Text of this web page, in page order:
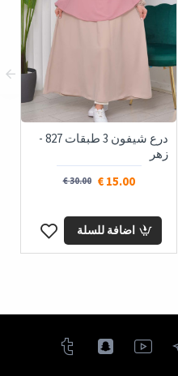
درع شيفون 3 طبقات 827 -
زهر
15.00 €
30.00 €
اضافة للسلة